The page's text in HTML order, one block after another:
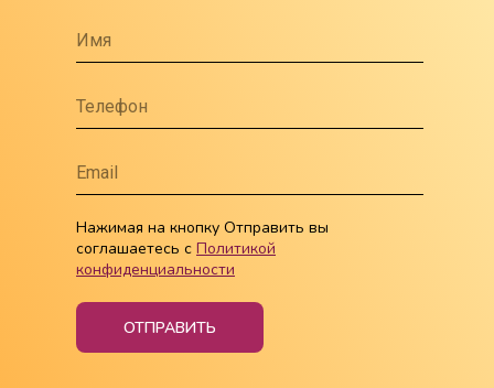
Нажимая на кнопку Отправить вы
соглашаетесь с Политикой
конфиденциальности
ОТПРАВИТЬ
© 2026 Кулинарная студия Пудра
Способы оплаты и условия возврата
Согласие на получение рекламы
Техника безопасности
Договор оферты
Согласие на обработку
персональных данных